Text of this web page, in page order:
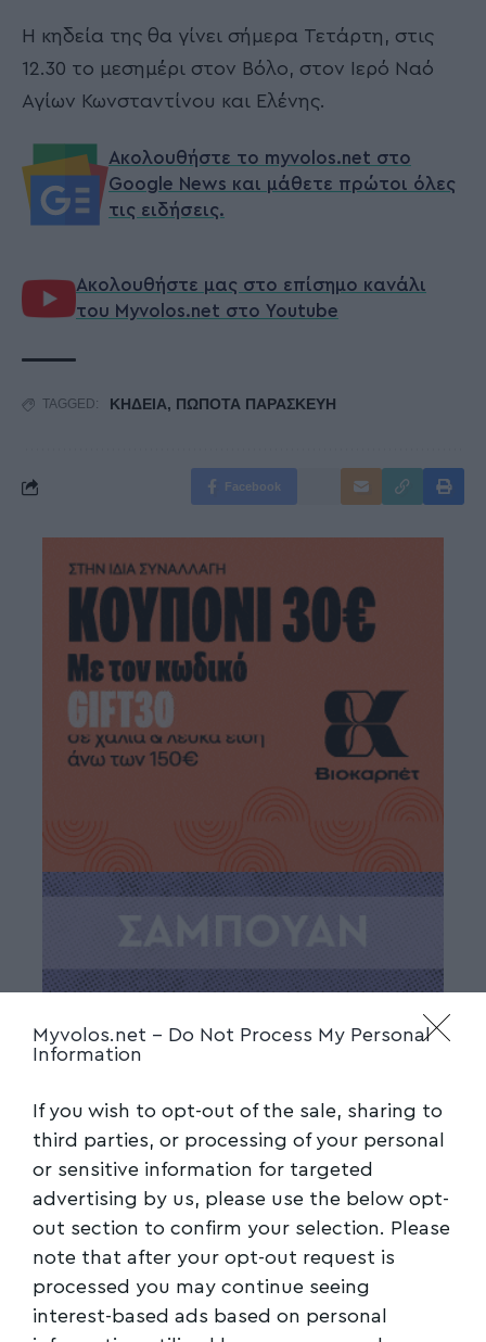
Myvolos.net - Do Not Process My Personal
Information
If you wish to opt-out of the sale, sharing to
third parties, or processing of your personal
or sensitive information for targeted
advertising by us, please use the below opt-
out section to confirm your selection. Please
note that after your opt-out request is
processed you may continue seeing
interest-based ads based on personal
Η κηδεία της θα γίνει σήμερα Τετάρτη, στις
12.30 το μεσημέρι στον Βόλο, στον Ιερό Ναό
Αγίων Κωνσταντίνου και Ελένης.
Ακολουθήστε το myvolos.net στο
Google News και μάθετε πρώτοι όλες
τις ειδήσεις.
Ακολουθήστε μας στο επίσημο κανάλι
του Myvolos.net στο Youtube
TAGGED: ΚΗΔΕΙΑ, ΠΩΠΟΤΑ ΠΑΡΑΣΚΕΥΗ
Facebook